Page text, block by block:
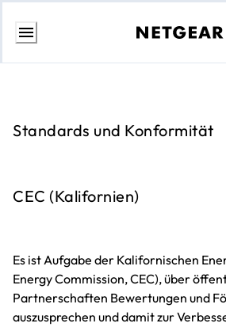
Weiter
Standards und Konformität
CEC (Kalifornien)
Es ist Aufgabe der Kalifornischen
Energy Commission, CEC), über
Partnerschaften Bewertungen und
auszusprechen und damit zur